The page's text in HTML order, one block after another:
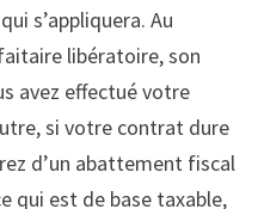
s’appliquera. Au
libératoire, son
avez effectué votre
si votre contrat dure
d’un abattement fiscal
qui est de base taxable,